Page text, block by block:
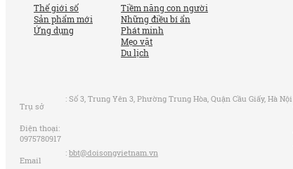
Thế giới số
Sản phẩm mới
Ứng dụng
Tiềm năng con người
Những điều bí ẩn
Phát minh
Mẹo vặt
Du lịch
Trụ sở
: Số 3, Trung Yên 3, Phường Trung Hòa, Quận Cầu Giấy, Hà Nội
Điện thoại:
0975780917
Email
: bbt@doisongvietnam.vn